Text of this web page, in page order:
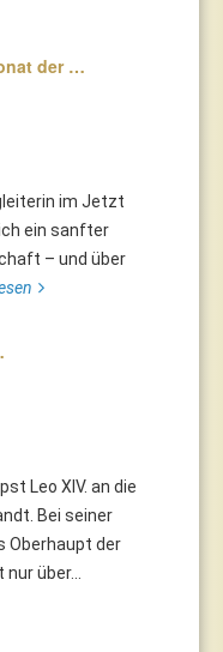
der …
im Jetzt
ein sanfter
– und über
Leo XIV. an die
Bei seiner
Oberhaupt der
über...